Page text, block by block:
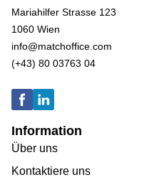
Mariahilfer Strasse 123
1060 Wien
info@matchoffice.com
(+43) 80 03763 04
Information
Über uns
Kontaktiere uns